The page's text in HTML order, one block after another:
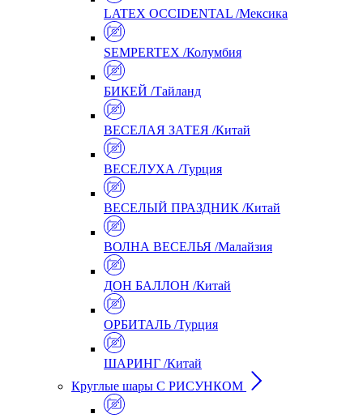
LATEX OCCIDENTAL /Мексика
SEMPERTEX /Колумбия
БИКЕЙ /Тайланд
ВЕСЕЛАЯ ЗАТЕЯ /Китай
ВЕСЕЛУХА /Турция
ВЕСЕЛЫЙ ПРАЗДНИК /Китай
ВОЛНА ВЕСЕЛЬЯ /Малайзия
ДОН БАЛЛОН /Китай
ОРБИТАЛЬ /Турция
ШАРИНГ /Китай
Круглые шары С РИСУНКОМ